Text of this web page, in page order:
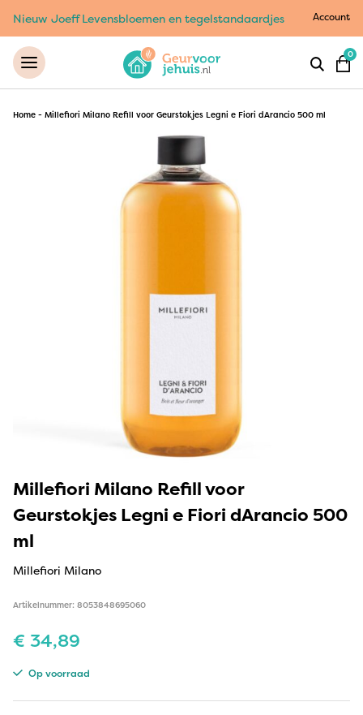
Nieuw Joeff Levensbloemen en tegelstandaardjes Account
0
Home - Millefiori Milano Refill voor Geurstokjes Legni e Fiori dArancio 500 ml
Millefiori Milano Refill voor
Geurstokjes Legni e Fiori dArancio 500
ml
Millefiori Milano
Artikelnummer: 8053848695060
€ 34,89
Op voorraad